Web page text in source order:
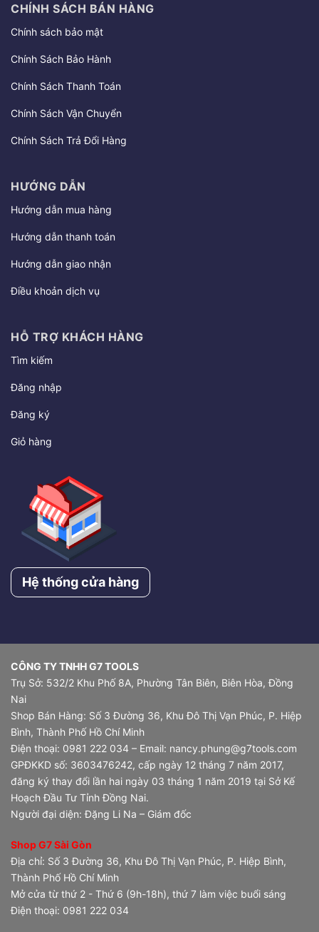
CHÍNH SÁCH BÁN HÀNG
Chính sách bảo mật
Chính Sách Bảo Hành
Chính Sách Thanh Toán
Chính Sách Vận Chuyển
Chính Sách Trả Đổi Hàng
HƯỚNG DẪN
Hướng dẫn mua hàng
Hướng dẫn thanh toán
Hướng dẫn giao nhận
Điều khoản dịch vụ
HỖ TRỢ KHÁCH HÀNG
Tìm kiếm
Đăng nhập
Đăng ký
Giỏ hàng
Hệ thống cửa hàng
CÔNG TY TNHH G7 TOOLS
Trụ Sở: 532/2 Khu Phố 8A, Phường Tân Biên, Biên Hòa, Đồng
Nai
Shop Bán Hàng: Số 3 Đường 36, Khu Đô Thị Vạn Phúc, P. Hiệp
Bình, Thành Phố Hồ Chí Minh
Điện thoại: 0981 222 034 – Email: nancy.phung@g7tools.com
GPĐKKD số: 3603476242, cấp ngày 12 tháng 7 năm 2017,
đăng ký thay đổi lần hai ngày 03 tháng 1 năm 2019 tại Sở Kế
Hoạch Đầu Tư Tỉnh Đồng Nai.
Người đại diện: Đặng Li Na – Giám đốc
Shop G7 Sài Gòn
Địa chỉ: Số 3 Đường 36, Khu Đô Thị Vạn Phúc, P. Hiệp Bình,
Thành Phố Hồ Chí Minh
Mở cửa từ thứ 2 - Thứ 6 (9h-18h), thứ 7 làm việc buổi sáng
Điện thoại: 0981 222 034